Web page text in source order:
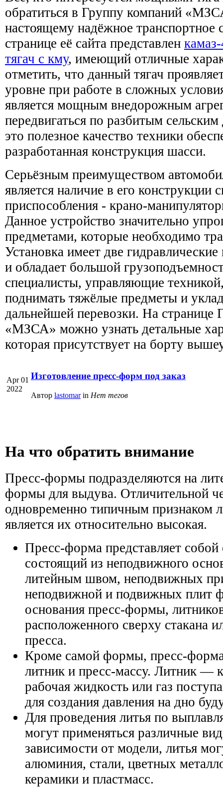
обратиться в Группу компаний
настоящему надёжное транспортное
странице её сайта представлен
тягач с кму, имеющий отличные
отметить, что данный тягач
уровне при работе в сложных
является мощным внедорожным
передвигаться по разбитым
это полезное качество техники
разработанная конструкция шасси.
Серьёзным преимуществом
является наличие в его конструкции
приспособления - крано-
Данное устройство значительно
предметами, которые необходимо
Установка имеет две
и обладает большой
специалисты, управляющие
поднимать тяжёлые предметы и
дальнейшей перевозки. На странице
«МЗСА» можно узнать детальные
которая присутствует на борту
Apr 01
2022
Изготовление пресс-форм под заказ
Автор lastomarin Нет тегов
На что обратить внимание
Пресс-формы подразделяются на
формы для выдува. Отличительной
одновременно типичным признаком
является их относительно высокая.
Пресс-форма представляет
состоящий из неподвижного
литейным швом, неподвижных
неподвижной и подвижных плит
основания пресс-формы,
расположенного сверху стакана
пресса.
Кроме самой формы, пресс-
литник и пресс-массу. Литник —
рабочая жидкость или газ
для создания давления на дно
Для проведения литья по
могут применяться различные
зависимости от модели, литья
алюминия, стали, цветных
керамики и пластмасс.